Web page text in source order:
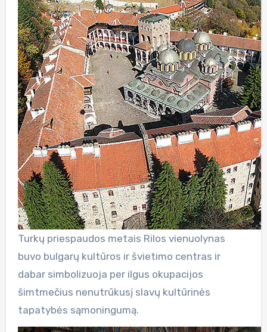
Turkų priespaudos metais Rilos vienuolynas
buvo bulgarų kultūros ir švietimo centras ir
dabar simbolizuoja per ilgus okupacijos
šimtmečius nenutrūkusį slavų kultūrinės
tapatybės sąmoningumą.